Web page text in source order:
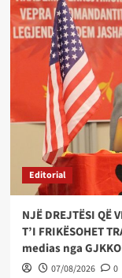
Editorial
NJË DREJTËSI QË
T’I FRIKËSOHET
medias nga GJKKO
07/08/2026 0